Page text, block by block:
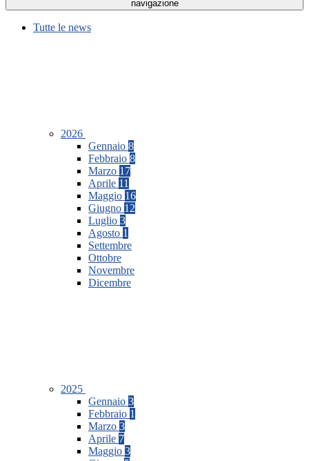
navigazione
Tutte le news
2026
Gennaio 8
Febbraio 8
Marzo 17
Aprile 11
Maggio 16
Giugno 12
Luglio 3
Agosto 1
Settembre
Ottobre
Novembre
Dicembre
2025
Gennaio 3
Febbraio 1
Marzo 3
Aprile 7
Maggio 3